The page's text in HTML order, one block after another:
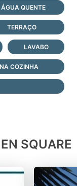
ÁGUA QUENTE
TERRAÇO
LAVABO
COZINHA
SQUARE